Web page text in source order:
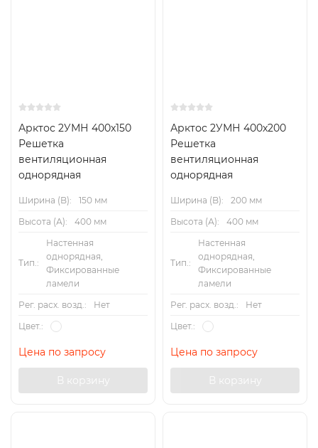
Арктос 2УМН 400x150
Решетка
вентиляционная
однорядная
Ширина (B):
150 мм
Высота (А):
400 мм
Тип.:
Настенная
однорядная,
Фиксированные
ламели
Рег. расх. возд.:
Нет
Цвет.:
Цена по запросу
В корзину
Арктос 2УМН 400x200
Решетка
вентиляционная
однорядная
Ширина (B):
200 мм
Высота (А):
400 мм
Тип.:
Настенная
однорядная,
Фиксированные
ламели
Рег. расх. возд.:
Нет
Цвет.:
Цена по запросу
В корзину